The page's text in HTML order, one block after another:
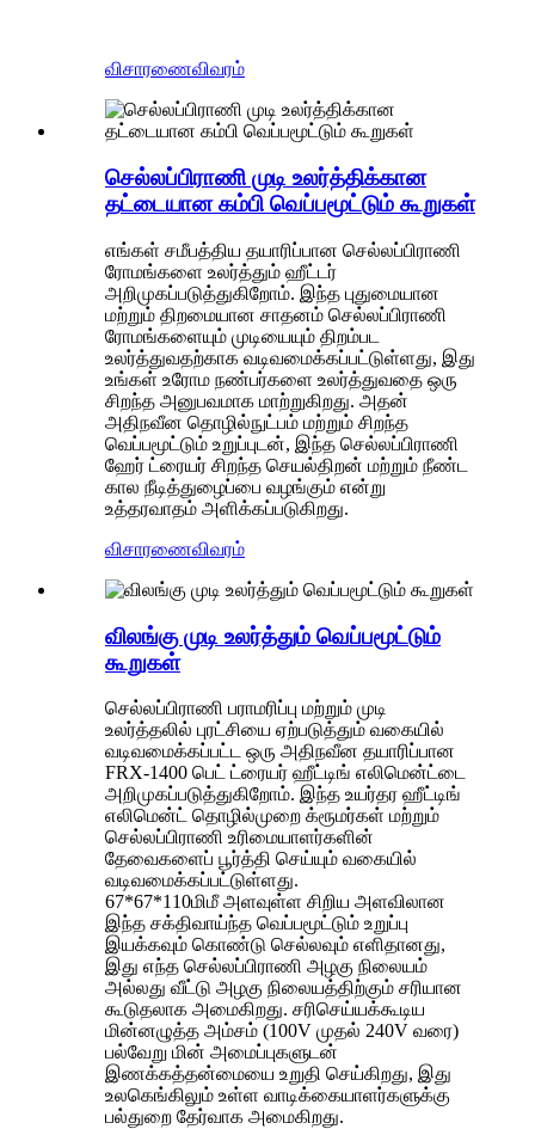
விசாரணைவிவரம்
செல்லப்பிராணி முடி உலர்த்திக்கான
தட்டையான கம்பி வெப்பமூட்டும் கூறுகள்
எங்கள் சமீபத்திய தயாரிப்பான செல்லப்பிராணி
ரோமங்களை உலர்த்தும் ஹீட்டர்
அறிமுகப்படுத்துகிறோம். இந்த புதுமையான
மற்றும் திறமையான சாதனம் செல்லப்பிராணி
ரோமங்களையும் முடியையும் திறம்பட
உலர்த்துவதற்காக வடிவமைக்கப்பட்டுள்ளது, இது
உங்கள் உரோம நண்பர்களை உலர்த்துவதை ஒரு
சிறந்த அனுபவமாக மாற்றுகிறது. அதன்
அதிநவீன தொழில்நுட்பம் மற்றும் சிறந்த
வெப்பமூட்டும் உறுப்புடன், இந்த செல்லப்பிராணி
ஹேர் ட்ரையர் சிறந்த செயல்திறன் மற்றும் நீண்ட
கால நீடித்துழைப்பை வழங்கும் என்று
உத்தரவாதம் அளிக்கப்படுகிறது.
விசாரணைவிவரம்
விலங்கு முடி உலர்த்தும் வெப்பமூட்டும்
கூறுகள்
செல்லப்பிராணி பராமரிப்பு மற்றும் முடி
உலர்த்தலில் புரட்சியை ஏற்படுத்தும் வகையில்
வடிவமைக்கப்பட்ட ஒரு அதிநவீன தயாரிப்பான
FRX-1400 பெட் ட்ரையர் ஹீட்டிங் எலிமென்ட்டை
அறிமுகப்படுத்துகிறோம். இந்த உயர்தர ஹீட்டிங்
எலிமென்ட் தொழில்முறை க்ரூமர்கள் மற்றும்
செல்லப்பிராணி உரிமையாளர்களின்
தேவைகளைப் பூர்த்தி செய்யும் வகையில்
வடிவமைக்கப்பட்டுள்ளது.
67*67*110மிமீ அளவுள்ள சிறிய அளவிலான
இந்த சக்திவாய்ந்த வெப்பமூட்டும் உறுப்பு
இயக்கவும் கொண்டு செல்லவும் எளிதானது,
இது எந்த செல்லப்பிராணி அழகு நிலையம்
அல்லது வீட்டு அழகு நிலையத்திற்கும் சரியான
கூடுதலாக அமைகிறது. சரிசெய்யக்கூடிய
மின்னழுத்த அம்சம் (100V முதல் 240V வரை)
பல்வேறு மின் அமைப்புகளுடன்
இணக்கத்தன்மையை உறுதி செய்கிறது, இது
உலகெங்கிலும் உள்ள வாடிக்கையாளர்களுக்கு
பல்துறை தேர்வாக அமைகிறது.